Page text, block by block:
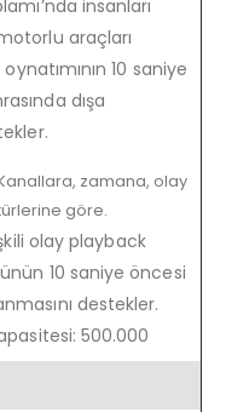
insanları
araçları
10 saniye
dışa
zamana, olay
göre.
olay playback
10 saniye öncesi
destekler.
500.000